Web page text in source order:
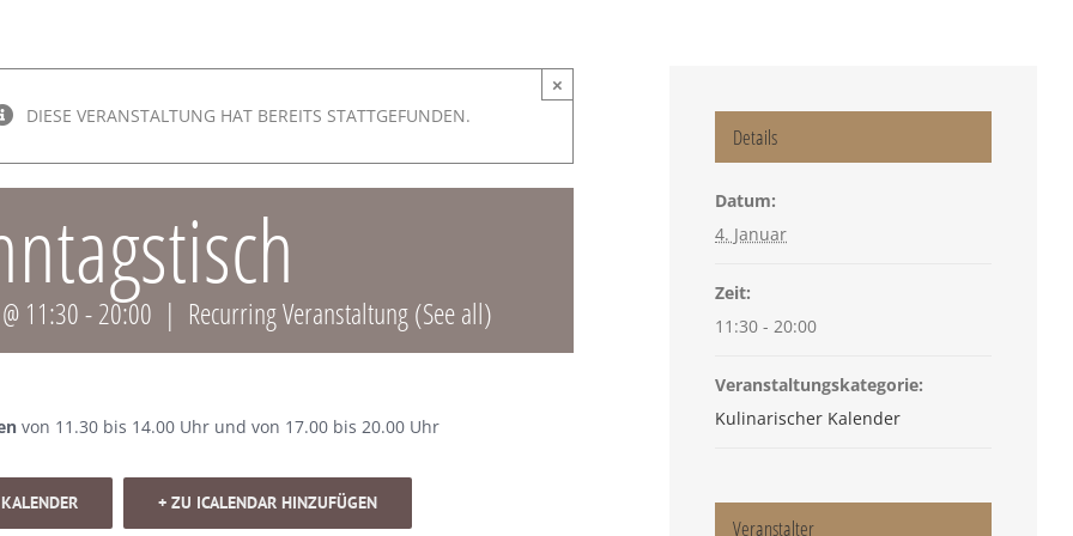
×
DIESE VERANSTALTUNG HAT BEREITS STATTGEFUNDEN.
11:30-20:00 | Recurring Veranstaltung(See all)
von 11.30 bis 14.00 Uhr und von 17.00 bis 20.00 Uhr
+ ZU ICALENDAR HINZUFÜGEN
Details
Datum:
4. Januar
Zeit:
11:30 - 20:00
Veranstaltungskategorie:
Kulinarischer Kalender
Veranstalter